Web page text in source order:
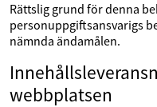
Rättslig grund för denna
personuppgiftsansvarigs
nämnda ändamålen.
webbplatsen